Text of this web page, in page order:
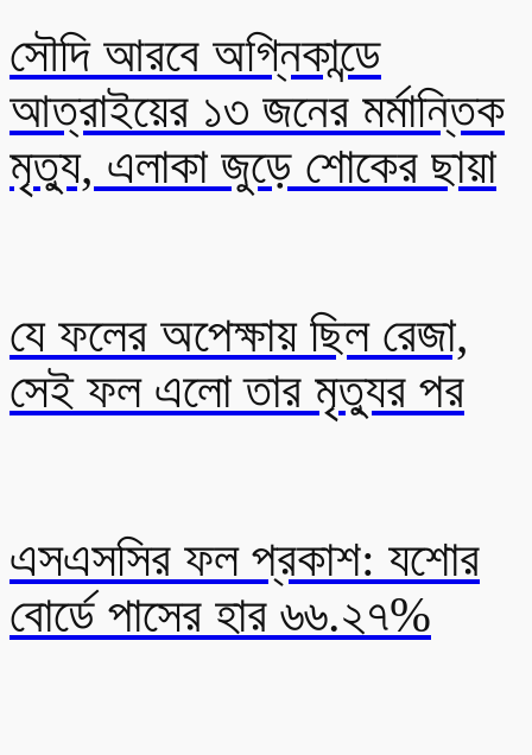
সৌদি আরবে অগ্নিকান্ডে
আত্রাইয়ের ১৩ জনের মর্মান্তিক
মৃত্যু, এলাকা জুড়ে শোকের ছায়া
যে ফলের অপেক্ষায় ছিল রেজা,
সেই ফল এলো তার মৃত্যুর পর
এসএসসির ফল প্রকাশ: যশোর
বোর্ডে পাসের হার ৬৬.২৭%